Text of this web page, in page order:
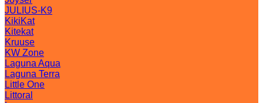
JULIUS-K9
KikiKat
Kitekat
Kruuse
KW Zone
Laguna Aqua
Laguna Terra
Little One
Littoral